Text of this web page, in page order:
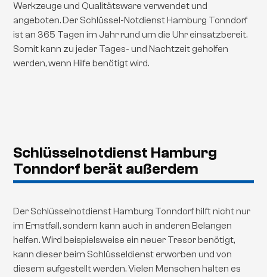
Werkzeuge und Qualitätsware verwendet und
angeboten. Der Schlüssel-Notdienst Hamburg Tonndorf
ist an 365 Tagen im Jahr rund um die Uhr einsatzbereit.
Somit kann zu jeder Tages- und Nachtzeit geholfen
werden, wenn Hilfe benötigt wird.
Schlüsselnotdienst Hamburg
Tonndorf berät außerdem
Der Schlüsselnotdienst Hamburg Tonndorf hilft nicht nur
im Ernstfall, sondern kann auch in anderen Belangen
helfen. Wird beispielsweise ein neuer Tresor benötigt,
kann dieser beim Schlüsseldienst erworben und von
diesem aufgestellt werden. Vielen Menschen halten es